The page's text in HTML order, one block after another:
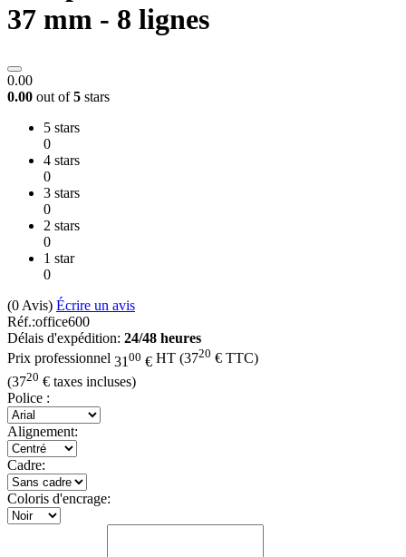
37 mm - 8 lignes
0.00
0.00 out of5 stars
5 stars
0
4 stars
0
3 stars
0
2 stars
0
1 star
0
(0 Avis) Écrire un avis
Réf.:office600
Délais d'expédition: 24/48 heures
Prix professionnel 31 00 € HT (3720 € TTC)
(3720 € taxes incluses)
Police :
Alignement:
Cadre:
Coloris d'encrage: